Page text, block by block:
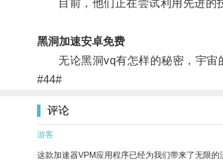
目前，他们正在尝试利用先进的技
黑洞加速安卓免费
无论黑洞vq有怎样的秘密，宇宙
#44#
评论
游客
这款加速器VPM应用程序已经为我们带来了无限的